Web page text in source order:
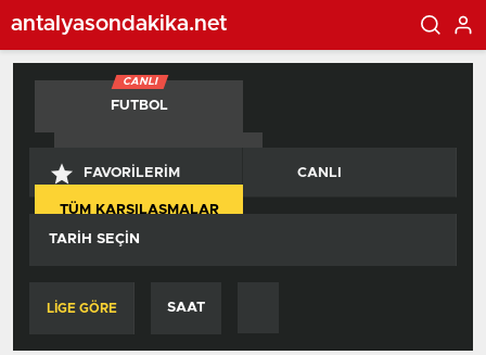
antalyasondakika.net
CANLI
FUTBOL
TÜM KARŞILAŞMALAR
FAVORILERIM CANLI
TARIH SEÇIN
LİGE GÖRE SAAT